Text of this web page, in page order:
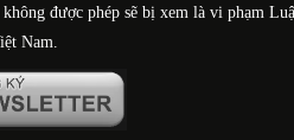
không được phép sẽ bị xem là vi phạm
Nam.